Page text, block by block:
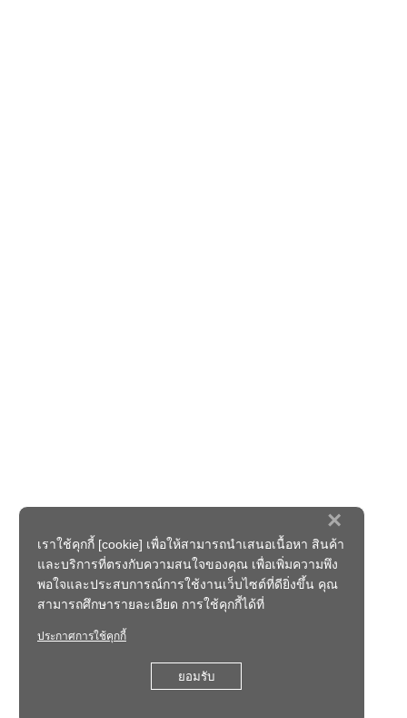
×
เราใช้คุกกี้ [cookie] เพื่อให้สามารถนำเสนอเนื้อหา สินค้า
และบริการที่ตรงกับความสนใจของคุณ เพื่อเพิ่มความพึง
พอใจและประสบการณ์การใช้งานเว็บไซต์ที่ดียิ่งขึ้น คุณ
สามารถศึกษารายละเอียด การใช้คุกกี้ได้ที่
ประกาศการใช้คุกกี้
ยอมรับ